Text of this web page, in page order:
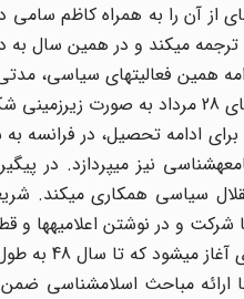
آن را به همراه کاظم سامی
در شکلگیری شخصیت او تأثیر بسیاری گذاشت، در سال
1338 تا 1343 است، شریعتی برای
نیز میپردازد. در
سیاسی همکاری میکند.
شرکت و در نوشتن اعلامیهها و
با بازگشت
ارائه مباحث اسلامشناسی